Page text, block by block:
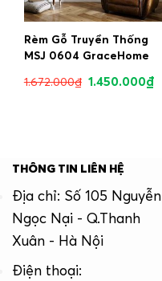
Rèm Gỗ Truyền Thống
MSJ 0604 GraceHome
1.672.000₫ 1.450.000₫
THÔNG TIN LIÊN HỆ
Địa chỉ: Số 105 Nguyễn
Ngọc Nại - Q.Thanh
Xuân - Hà Nội
Điện thoại: